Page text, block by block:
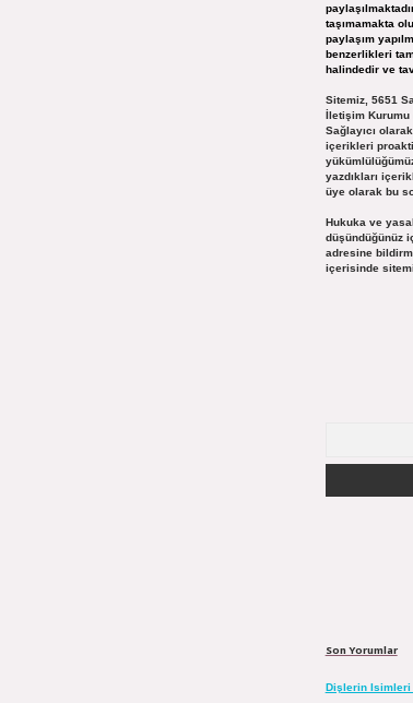
taşımamakta
paylaşım
benzerlikleri
halindedir ve
Sitemiz, 5651
İletişim Kurumu
Sağlayıcı
içerikleri
yazdıkları
üye olarak bu
Hukuka ve
düşündüğünüz
adresine
içerisinde
Son Yorumlar
Dişlerin Isimleri